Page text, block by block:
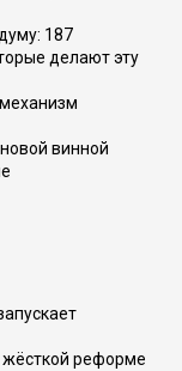
187
делают эту
винной
реформе